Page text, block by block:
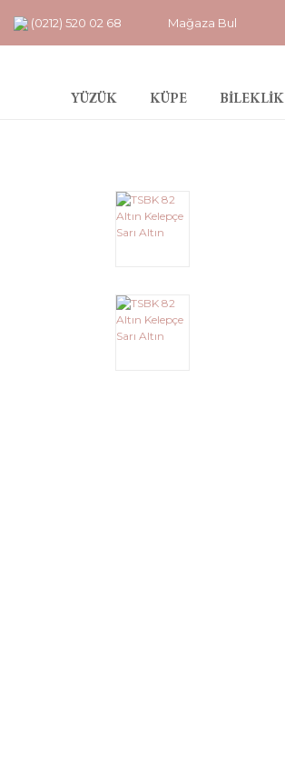
(0212) 520 02 68 Mağaza Bul
YÜZÜK KÜPE BİLEKLİK